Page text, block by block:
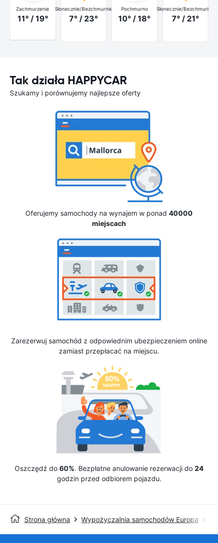
Zachmurzenie
11° / 19°
Słonecznie/Bezchmurnie
7° / 23°
Pochmurno
10° / 18°
Słonecznie/Bezchmurnie
7° / 21°
Tak działa HAPPYCAR
Szukamy i porównujemy najlepsze oferty
Oferujemy samochody na wynajem w ponad 40000
miejscach
Zarezerwuj samochód z odpowiednim ubezpieczeniem online
zamiast przepłacać na miejscu.
Oszczędź do 60%. Bezpłatne anulowanie rezerwacji do 24
godzin przed odbiorem pojazdu.
Strona główna Wypożyczalnia samochodów Europa